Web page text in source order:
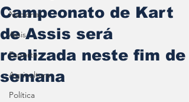
Nacional
Assis
Esporte
Agricultura
Política
Campeonato de Kart
de Assis será
realizada neste fim de
semana